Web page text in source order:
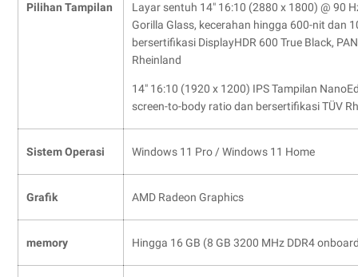
Pilihan Tampilan
Layar sentuh 14" 16:10 (2880 x 1800) @ 90
Gorilla Glass, kecerahan hingga 600-nit dan
bersertifikasi DisplayHDR 600 True Black,
Rheinland
14" 16:10 (1920 x 1200) IPS Tampilan
screen-to-body ratio dan bersertifikasi TÜV
Sistem Operasi Windows 11 Pro / Windows 11 Home
Grafik AMD Radeon Graphics
memory Hingga 16 GB (8 GB 3200 MHz DDR4